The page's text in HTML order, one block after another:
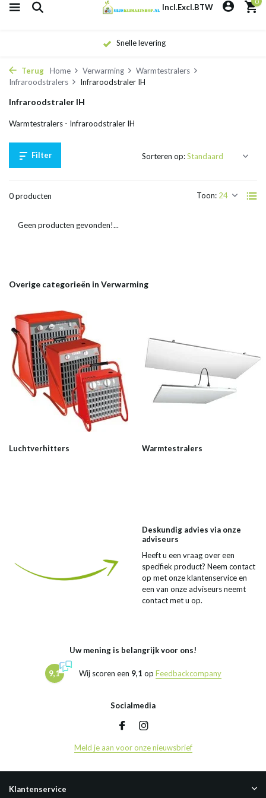
Incl.Excl.BTW
Snelle levering
Terug Home Verwarming
Warmtestralers
Infraroodstralers
Infraroodstraler IH
Infraroodstraler IH
Warmtestralers - Infraroodstraler IH
Filter
0 producten Toon:
Sorteren op:
Geen producten gevonden!...
Overige categorieën in Verwarming
Luchtverhitters Warmtestralers
Deskundig advies via onze
adviseurs
Heeft u een vraag over een
specifiek product? Neem contact
op met onze klantenservice en
een van onze adviseurs neemt
contact met u op.
Uw mening is belangrijk voor ons!
9,1 Wij scoren een 9,1 op Feedbackcompany
Socialmedia
Meld je aan voor onze nieuwsbrief
Klantenservice